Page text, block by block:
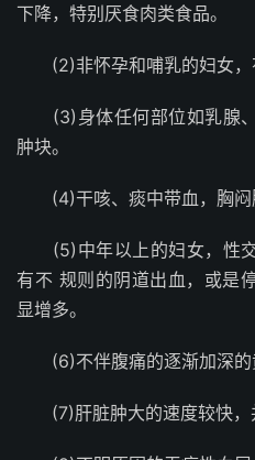
下降，特别厌食肉类食品。
(2)非怀孕和哺乳的妇女，
(3)身体任何部位如乳腺、
肿块。
(4)干咳、痰中带血，胸闷
(5)中年以上的妇女，性交
有不 规则的阴道出血，或是
显增多。
(6)不伴腹痛的逐渐加深的
(7)肝脏肿大的速度较快，